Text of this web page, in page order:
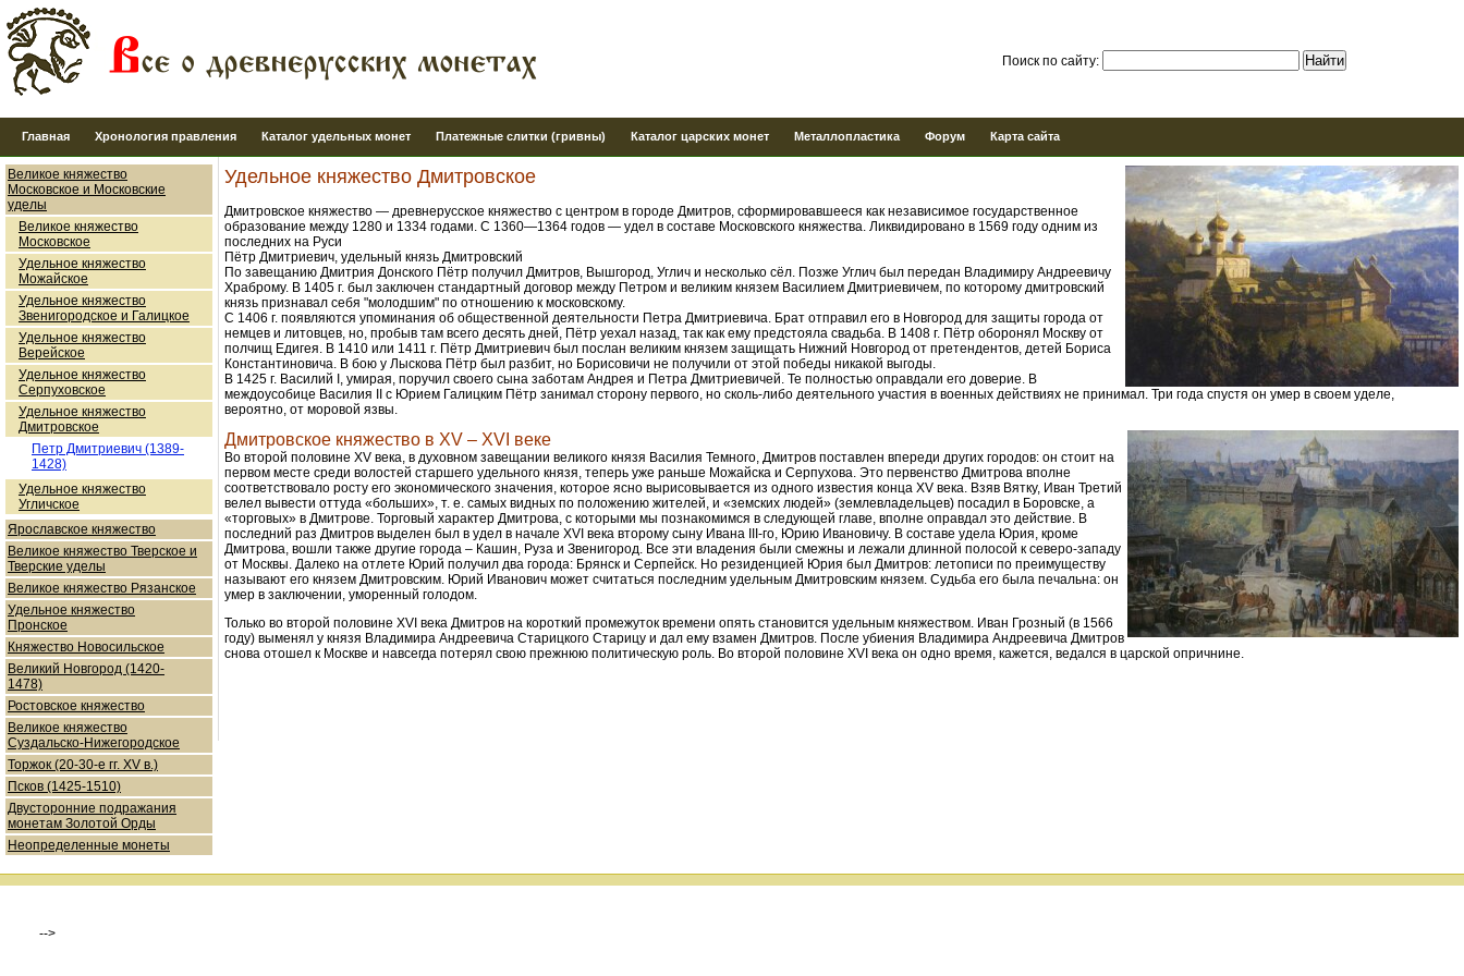
Поиск по сайту:
Главная Хронология правления Каталог удельных монет Платежные слитки (гривны) Каталог царских монет Металлопластика Форум Карта сайта
Великое княжество
Московское и Московские
уделы
Великое княжество
Московское
Удельное княжество
Можайское
Удельное княжество
Звенигородское и Галицкое
Удельное княжество
Верейское
Удельное княжество
Серпуховское
Удельное княжество
Дмитровское
Петр Дмитриевич (1389-
1428)
Удельное княжество
Угличское
Ярославское княжество
Великое княжество Тверское и
Тверские уделы
Великое княжество Рязанское
Удельное княжество
Пронское
Княжество Новосильское
Великий Новгород (1420-
1478)
Ростовское княжество
Великое княжество
Суздальско-Нижегородское
Торжок (20-30-е гг. XV в.)
Псков (1425-1510)
Двусторонние подражания
монетам Золотой Орды
Неопределенные монеты
Удельное княжество Дмитровское
Дмитровское княжество — древнерусское княжество с центром в городе Дмитров, сформировавшееся как независимое государственное
образование между 1280 и 1334 годами. С 1360—1364 годов — удел в составе Московского княжества. Ликвидировано в 1569 году одним из
последних на Руси
Пётр Дмитриевич, удельный князь Дмитровский
По завещанию Дмитрия Донского Пётр получил Дмитров, Вышгород, Углич и несколько сёл. Позже Углич был передан Владимиру Андреевичу
Храброму. В 1405 г. был заключен стандартный договор между Петром и великим князем Василием Дмитриевичем, по которому дмитровский
князь признавал себя "молодшим" по отношению к московскому.
С 1406 г. появляются упоминания об общественной деятельности Петра Дмитриевича. Брат отправил его в Новгород для защиты города от
немцев и литовцев, но, пробыв там всего десять дней, Пётр уехал назад, так как ему предстояла свадьба. В 1408 г. Пётр оборонял Москву от
полчищ Едигея. В 1410 или 1411 г. Пётр Дмитриевич был послан великим князем защищать Нижний Новгород от претендентов, детей Бориса
Константиновича. В бою у Лыскова Пётр был разбит, но Борисовичи не получили от этой победы никакой выгоды.
В 1425 г. Василий I, умирая, поручил своего сына заботам Андрея и Петра Дмитриевичей. Те полностью оправдали его доверие. В
междоусобице Василия II с Юрием Галицким Пётр занимал сторону первого, но сколь-либо деятельного участия в военных действиях не принимал. Три года спустя он умер в своем уделе,
вероятно, от моровой язвы.
Дмитровское княжество в XV – XVI веке
Во второй половине XV века, в духовном завещании великого князя Василия Темного, Дмитров поставлен впереди других городов: он стоит на
первом месте среди волостей старшего удельного князя, теперь уже раньше Можайска и Серпухова. Это первенство Дмитрова вполне
соответствовало росту его экономического значения, которое ясно вырисовывается из одного известия конца XV века. Взяв Вятку, Иван Третий
велел вывести оттуда «больших», т. е. самых видных по положению жителей, и «земских людей» (землевладельцев) посадил в Боровске, а
«торговых» в Дмитрове. Торговый характер Дмитрова, с которыми мы познакомимся в следующей главе, вполне оправдал это действие. В
последний раз Дмитров выделен был в удел в начале XVI века второму сыну Ивана III-го, Юрию Ивановичу. В составе удела Юрия, кроме
Дмитрова, вошли также другие города – Кашин, Руза и Звенигород. Все эти владения были смежны и лежали длинной полосой к северо-западу
от Москвы. Далеко на отлете Юрий получил два города: Брянск и Серпейск. Но резиденцией Юрия был Дмитров: летописи по преимуществу
называют его князем Дмитровским. Юрий Иванович может считаться последним удельным Дмитровским князем. Судьба его была печальна: он
умер в заключении, уморенный голодом.
Только во второй половине XVI века Дмитров на короткий промежуток времени опять становится удельным княжеством. Иван Грозный (в 1566
году) выменял у князя Владимира Андреевича Старицкого Старицу и дал ему взамен Дмитров. После убиения Владимира Андреевича Дмитров
снова отошел к Москве и навсегда потерял свою прежнюю политическую роль. Во второй половине XVI века он одно время, кажется, ведался в царской опричнине.
-->